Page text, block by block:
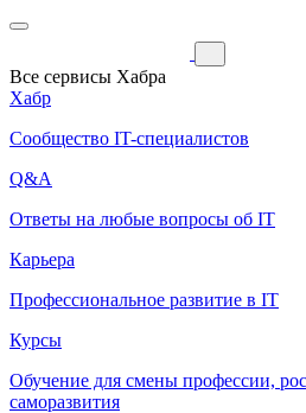
Все сервисы Хабра
Хабр
Сообщество IT-специалистов
Q&A
Ответы на любые вопросы об IT
Карьера
Профессиональное развитие в IT
Курсы
Обучение для смены профессии,
саморазвития